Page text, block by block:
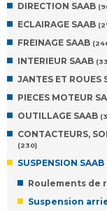
DIRECTION SAAB
ECLAIRAGE SAAB
FREINAGE SAAB
INTERIEUR SAAB
JANTES ET ROUES
PIECES MOTEUR
OUTILLAGE SAAB
CONTACTEURS,
(230)
SUSPENSION SAAB
Roulements de
Suspension